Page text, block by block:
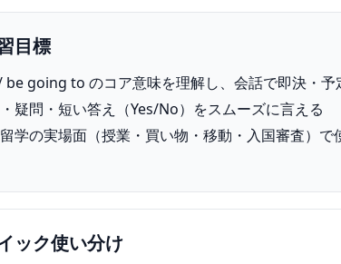
目標
be going to のコア意味を理解し、会話で即決・予
疑問・短い答え（Yes/No）をスムーズに言える
学の実場面（授業・買い物・移動・入国審査）で
ック使い分け